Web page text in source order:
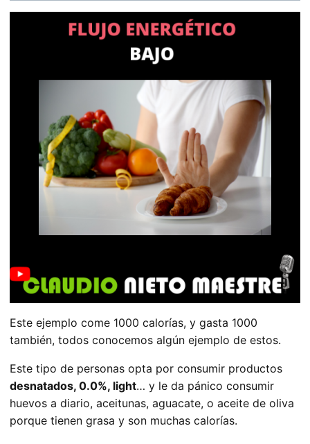
Este ejemplo come 1000 calorías, y gasta 1000
también, todos conocemos algún ejemplo de estos.
Este tipo de personas opta por consumir productos
desnatados, 0.0%, light… y le da pánico consumir
huevos a diario, aceitunas, aguacate, o aceite de oliva
porque tienen grasa y son muchas calorías.